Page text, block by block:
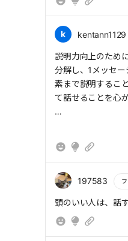
k kentann1129
もっと読む
説明力向上のため
分解し、1メッセ
素まで説明するこ
て話せることを心
■説明がうまい
い言葉がでてくれ
い。知らない言葉
苦痛であるし、イ
197583
もっと読む
頭のいい人は、話